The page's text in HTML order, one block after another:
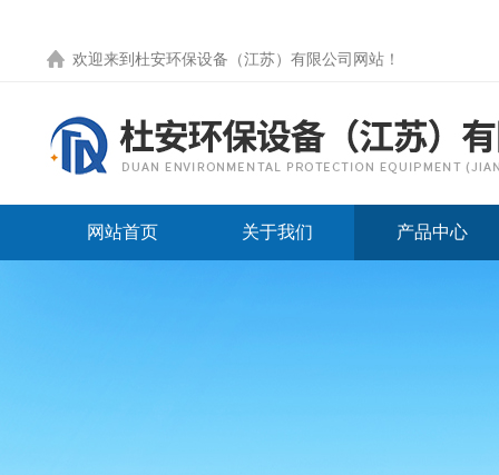
欢迎来到 杜安环保设备（江苏）有限公司网站 ！
网站首页 关于我们 产品中心